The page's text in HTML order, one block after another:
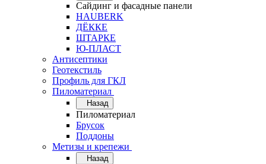
Сайдинг и фасадные панели
HAUBERK
ДЁККЕ
ШТАРКЕ
Ю-ПЛАСТ
Антисептики
Геотекстиль
Профиль для ГКЛ
Пиломатериал
Назад
Пиломатериал
Брусок
Поддоны
Метизы и крепежи
Назад